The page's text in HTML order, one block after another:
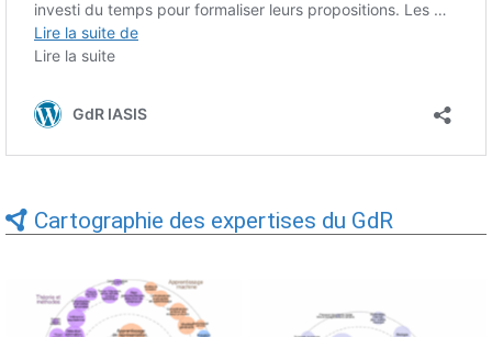
Cartographie des expertises du GdR